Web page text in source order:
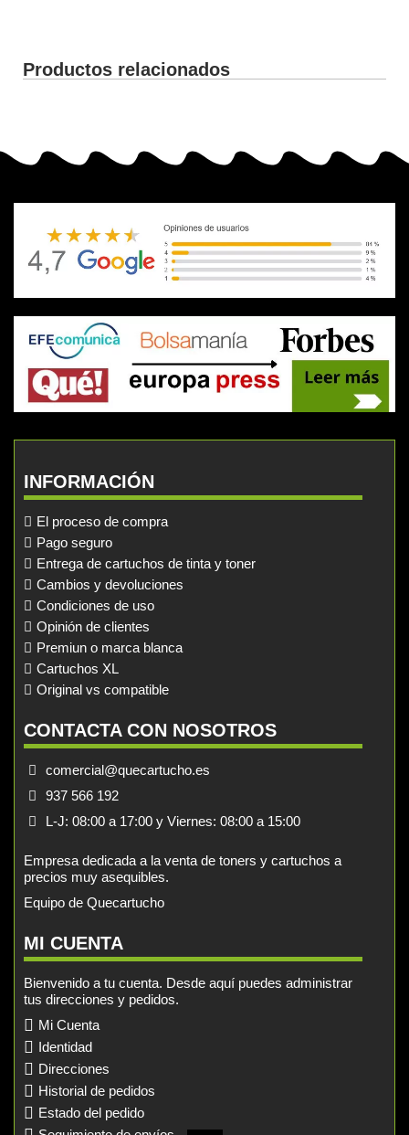
Productos relacionados
INFORMACIÓN
El proceso de compra
Pago seguro
Entrega de cartuchos de tinta y toner
Cambios y devoluciones
Condiciones de uso
Opinión de clientes
Premiun o marca blanca
Cartuchos XL
Original vs compatible
CONTACTA CON NOSOTROS
comercial@quecartucho.es
937 566 192
L-J: 08:00 a 17:00 y Viernes: 08:00 a 15:00
Empresa dedicada a la venta de toners y cartuchos a
precios muy asequibles.
Equipo de Quecartucho
MI CUENTA
Bienvenido a tu cuenta. Desde aquí puedes administrar
tus direcciones y pedidos.
Mi Cuenta
Identidad
Direcciones
Historial de pedidos
Estado del pedido